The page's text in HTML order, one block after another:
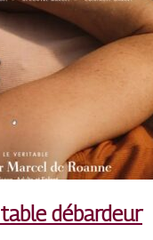
débardeur